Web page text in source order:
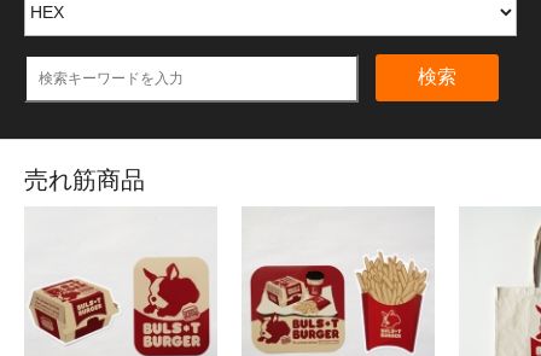
検索
売れ筋商品